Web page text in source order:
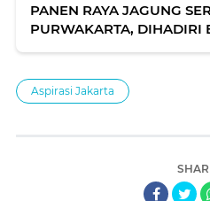
PANEN RAYA JAGUNG
PURWAKARTA, DIHADIRI
Aspirasi Jakarta